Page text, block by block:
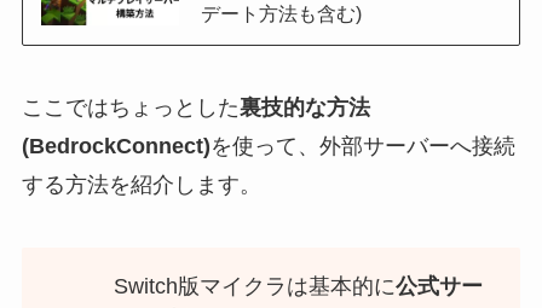
デート方法も含む)
ここではちょっとした裏技的な方法
(BedrockConnect)を使って、外部サーバーへ接続
する方法を紹介します。
Switch版マイクラは基本的に公式サー